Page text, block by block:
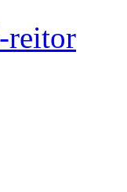
reitor